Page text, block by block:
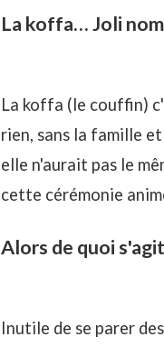
La koffa… Joli
La koffa (le couffin)
rien, sans la famille
elle n'aurait pas le
cette cérémonie
Alors de quoi
Inutile de se parer